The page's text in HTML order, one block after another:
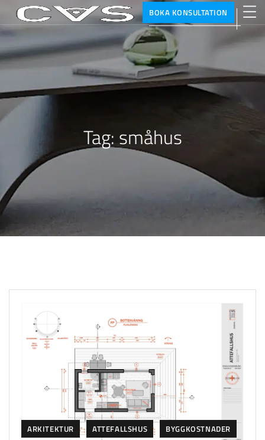
BOKA KONSULTATION
Tag: småhus
ARKITEKTUR ATTEFALLSHUS
BYGGKOSTNADER